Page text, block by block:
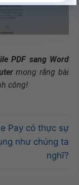
PDF sang Word
mong rằng bài
công!
Pay có thực sự
như chúng ta
nghĩ?